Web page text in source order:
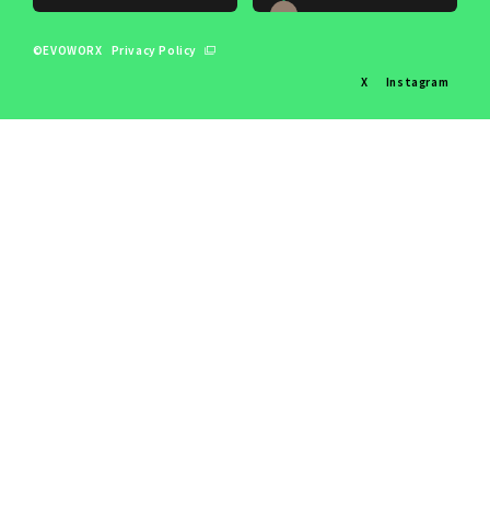
©EVOWORX Privacy Policy
X Instagram